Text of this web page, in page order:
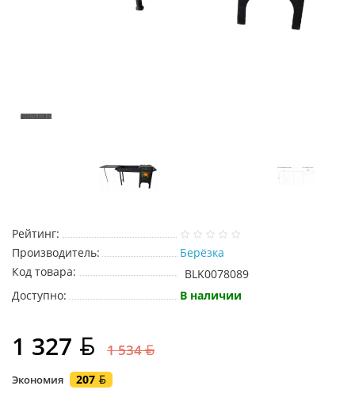
Рейтинг:
Производитель:
Берёзка
Код товара:
BLK0078089
Доступно:
В наличии
1 327 1 534
Экономия 207